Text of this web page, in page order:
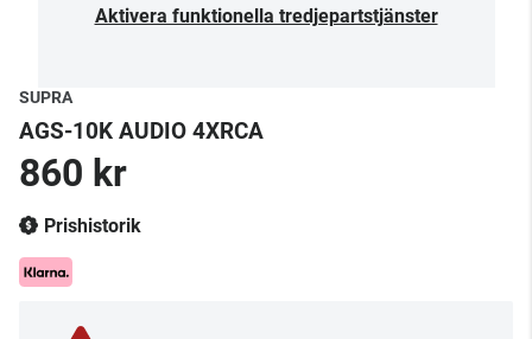
Aktivera funktionella tredjepartstjänster
SUPRA
AGS-10K AUDIO 4XRCA
860 kr
Prishistorik